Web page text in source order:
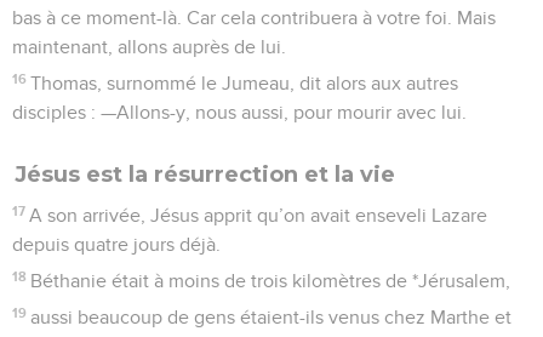
bas à ce moment-là. Car cela contribuera à votre foi. Mais
maintenant, allons auprès de lui.
16 Thomas, surnommé le Jumeau, dit alors aux autres
disciples : —Allons-y, nous aussi, pour mourir avec lui.
Jésus est la résurrection et la vie
17 A son arrivée, Jésus apprit qu’on avait enseveli Lazare
depuis quatre jours déjà.
18 Béthanie était à moins de trois kilomètres de *Jérusalem,
19 aussi beaucoup de gens étaient-ils venus chez Marthe et